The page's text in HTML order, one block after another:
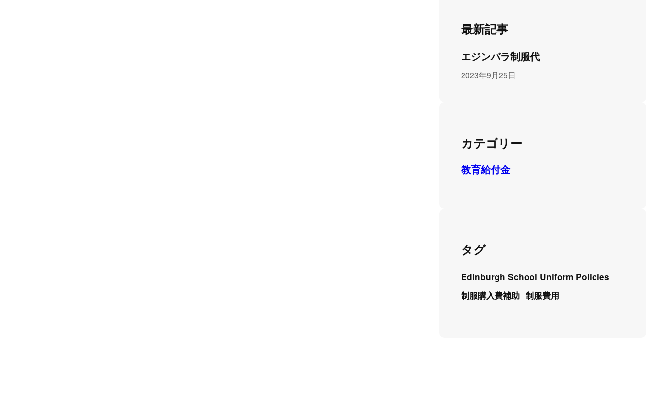
最新記事
エジンバラ制服代
2023年9月25日
カテゴリー
教育給付金
タグ
Edinburgh School Uniform Policies
制服購入費補助 制服費用